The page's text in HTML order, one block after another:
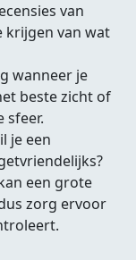
van
krijgen van wat
wanneer je
beste zicht of
sfeer.
je een
een grote
zorg ervoor